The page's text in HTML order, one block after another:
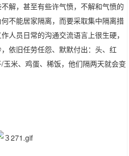
解，甚至有些许气愤，不解和气愤的
不能居家隔离，而要采取集中隔离措
人员日常的沟通交流语言上很生硬，
依旧任劳任怨、默默付出：头、红
米、鸡蛋、稀饭，他们隔两天就会变